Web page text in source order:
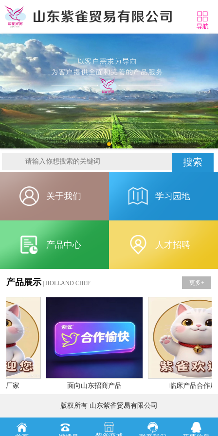
搜索
关于我们 学习园地
产品中心 人才招聘
产品展示 | HOLLAND CHEF 更多+
厂家 面向山东招商产品 临床产品合作厂
版权所有 山东紫雀贸易有限公司